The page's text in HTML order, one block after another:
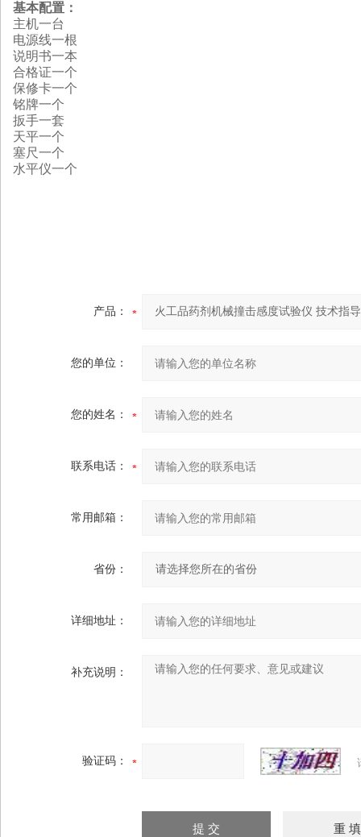
基本配置：
主机一台
电源线一根
说明书一本
合格证一个
保修卡一个
铭牌一个
扳手一套
天平一个
塞尺一个
水平仪一个
产品：
您的单位：
您的姓名：
联系电话：
常用邮箱：
省份：
详细地址：
补充说明：
验证码：